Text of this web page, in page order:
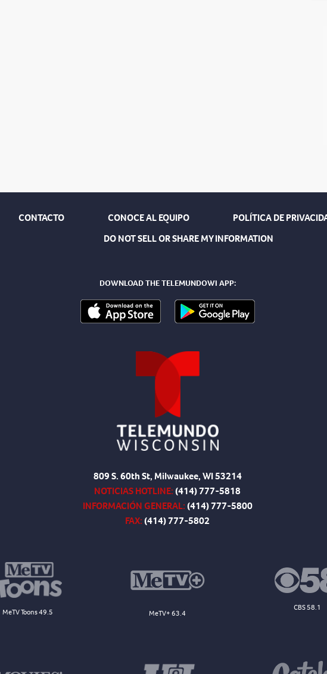
CONTACTO CONOCE AL EQUIPO POLÍTICA DE
DO NOT SELL OR SHARE MY INFORMATION
DOWNLOAD THE TELEMUNDOWI APP:
809 S. 60th St, Milwaukee, WI 53214
NOTICIAS HOTLINE:(414) 777-5818
INFORMACIÓN GENERAL:(414) 777-5800
FAX:(414) 777-5802
MeTV Toons 49.5 MeTV+ 63.4
CBS 58.1